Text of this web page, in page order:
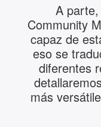
A
Community
capaz de
eso se
diferentes
más